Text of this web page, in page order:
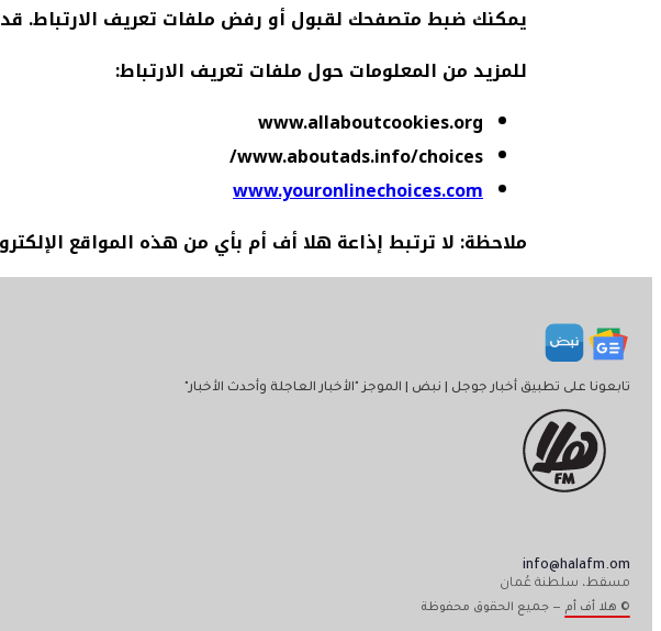
يمكنك ضبط متصفحك لقبول أو رفض ملفات تعريف الارتباط.
للمزيد من المعلومات حول ملفات تعريف الارتباط:
www.allaboutcookies.org
www.aboutads.info/choices/
www.youronlinechoices.com
ملاحظة: لا ترتبط إذاعة هلا أف أم بأي من هذه المواقع
تابعونا على تطبيق أخبار جوجل | نبض | الموجز "الأخبار العاجلة وأحدث الأخبار"
info@halafm.om
مسقط، سلطنة عُمان
© هلا أف أم — جميع الحقوق محفوظة